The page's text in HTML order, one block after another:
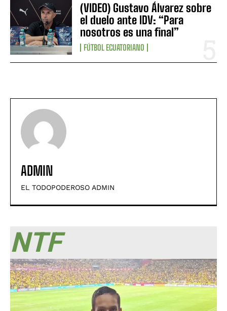
(VIDEO) Gustavo Álvarez sobre
el duelo ante IDV: “Para
nosotros es una final”
FÚTBOL ECUATORIANO
ADMIN
EL TODOPODEROSO ADMIN
NTF